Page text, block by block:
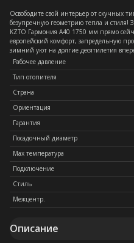
Освободите свой интерьер от скучных
безупречную геометрию тепла и стиля!
KZTO Гармония А40 1750 мм прямо
европейский комфорт, запредельную
зимний уют на долгие десятилетия
Рабочее давление
Тип отопителя
Страна
Ориентация
Гарантия
Посадочный диаметр
Max температура
Подключение
Стиль
Межцентр.
Описание